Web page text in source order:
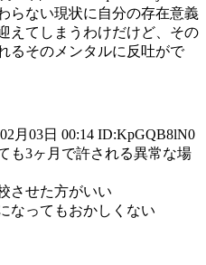
らない現状に自分の存在意義
えてしまうわけだけど、その
るそのメンタルに反吐がで
月03日 00:14 ID:KpGQB8lN0
も3ヶ月で許される異常な場
させた方がいい
なってもおかしくない